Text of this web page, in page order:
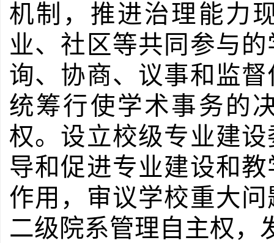
机制，推进治理能力
业、社区等共同参与
询、协商、议事和监
统筹行使学术事务的
权。设立校级专业建
导和促进专业建设和
作用，审议学校重大
二级院系管理自主权，